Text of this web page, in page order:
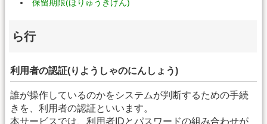
保留期限(ほりゅうきげん)
ら行
利用者の認証(りようしゃのにんしょう)
誰が操作しているのかをシステムが判断するための手続
きを、利用者の認証といいます。
本サービスでは、利用者IDとパスワードの組み合わせが